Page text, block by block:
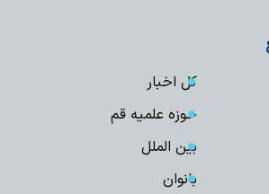
کل اخبار
حوزه علمیه قم
بین الملل
بانوان